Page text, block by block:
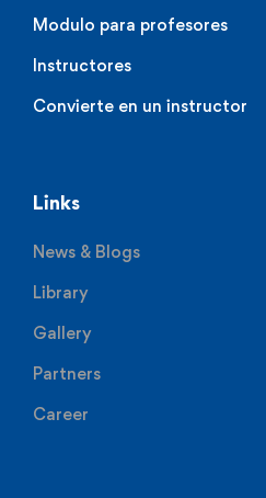
Modulo para profesores
Instructores
Convierte en un instructor
Links
News & Blogs
Library
Gallery
Partners
Career